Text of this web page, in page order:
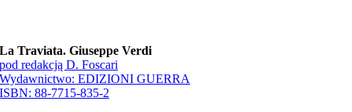
La Traviata. Giuseppe Verdi
pod redakcją D. Foscari
Wydawnictwo:EDIZIONI GUERRA
ISBN:88-7715-835-2